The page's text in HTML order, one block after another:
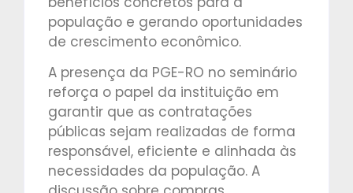
população e gerando oportunidades
de crescimento econômico.
A presença da PGE-RO no seminário
reforça o papel da instituição em
garantir que as contratações
públicas sejam realizadas de forma
responsável, eficiente e alinhada às
necessidades da população. A